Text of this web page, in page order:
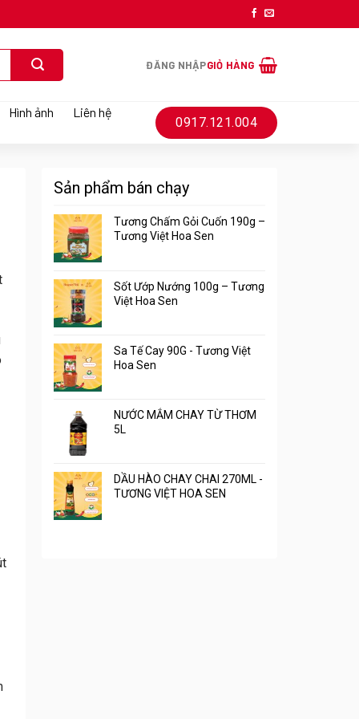
ĐĂNG NHẬPGIỎ HÀNG
Hình ảnh Liên hệ
0917.121.004
Sản phẩm bán chạy
Tương Chấm Gỏi Cuốn 190g –
Tương Việt Hoa Sen
Sốt Ướp Nướng 100g – Tương
Việt Hoa Sen
Sa Tế Cay 90G - Tương Việt
Hoa Sen
NƯỚC MẮM CHAY TỪ THƠM
5L
DẦU HÀO CHAY CHAI 270ML -
TƯƠNG VIỆT HOA SEN